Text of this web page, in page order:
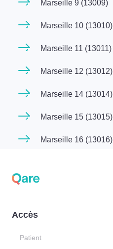
Marseille 9 (13009)
Marseille 10 (13010)
Marseille 11 (13011)
Marseille 12 (13012)
Marseille 14 (13014)
Marseille 15 (13015)
Marseille 16 (13016)
Accès
Patient